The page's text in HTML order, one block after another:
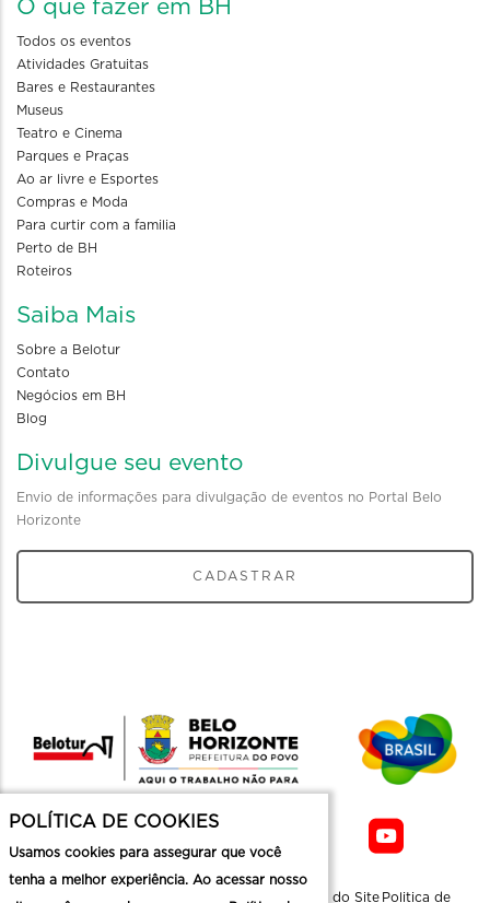
O que fazer em BH
Todos os eventos
Atividades Gratuitas
Bares e Restaurantes
Museus
Teatro e Cinema
Parques e Praças
Ao ar livre e Esportes
Compras e Moda
Para curtir com a familia
Perto de BH
Roteiros
Saiba Mais
Sobre a Belotur
Contato
Negócios em BH
Blog
Divulgue seu evento
Envio de informações para divulgação de eventos no Portal Belo
Horizonte
CADASTRAR
Mapa do Site Politica de
POLÍTICA DE COOKIES
Usamos cookies para assegurar que você
tenha a melhor experiência. Ao acessar nosso